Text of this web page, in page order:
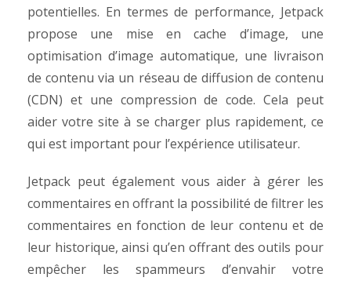
potentielles. En termes de performance, Jetpack
propose une mise en cache d’image, une
optimisation d’image automatique, une livraison
de contenu via un réseau de diffusion de contenu
(CDN) et une compression de code. Cela peut
aider votre site à se charger plus rapidement, ce
qui est important pour l’expérience utilisateur.
Jetpack peut également vous aider à gérer les
commentaires en offrant la possibilité de filtrer les
commentaires en fonction de leur contenu et de
leur historique, ainsi qu’en offrant des outils pour
empêcher les spammeurs d’envahir votre